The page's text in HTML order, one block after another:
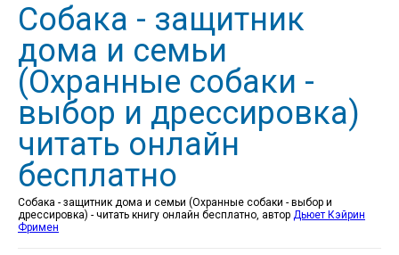
Собака - защитник
дома и семьи
(Охранные собаки -
выбор и дрессировка)
читать онлайн
бесплатно
Собака - защитник дома и семьи (Охранные собаки - выбор и
дрессировка) - читать книгу онлайн бесплатно, автор Дьюет Кэйрин
Фримен